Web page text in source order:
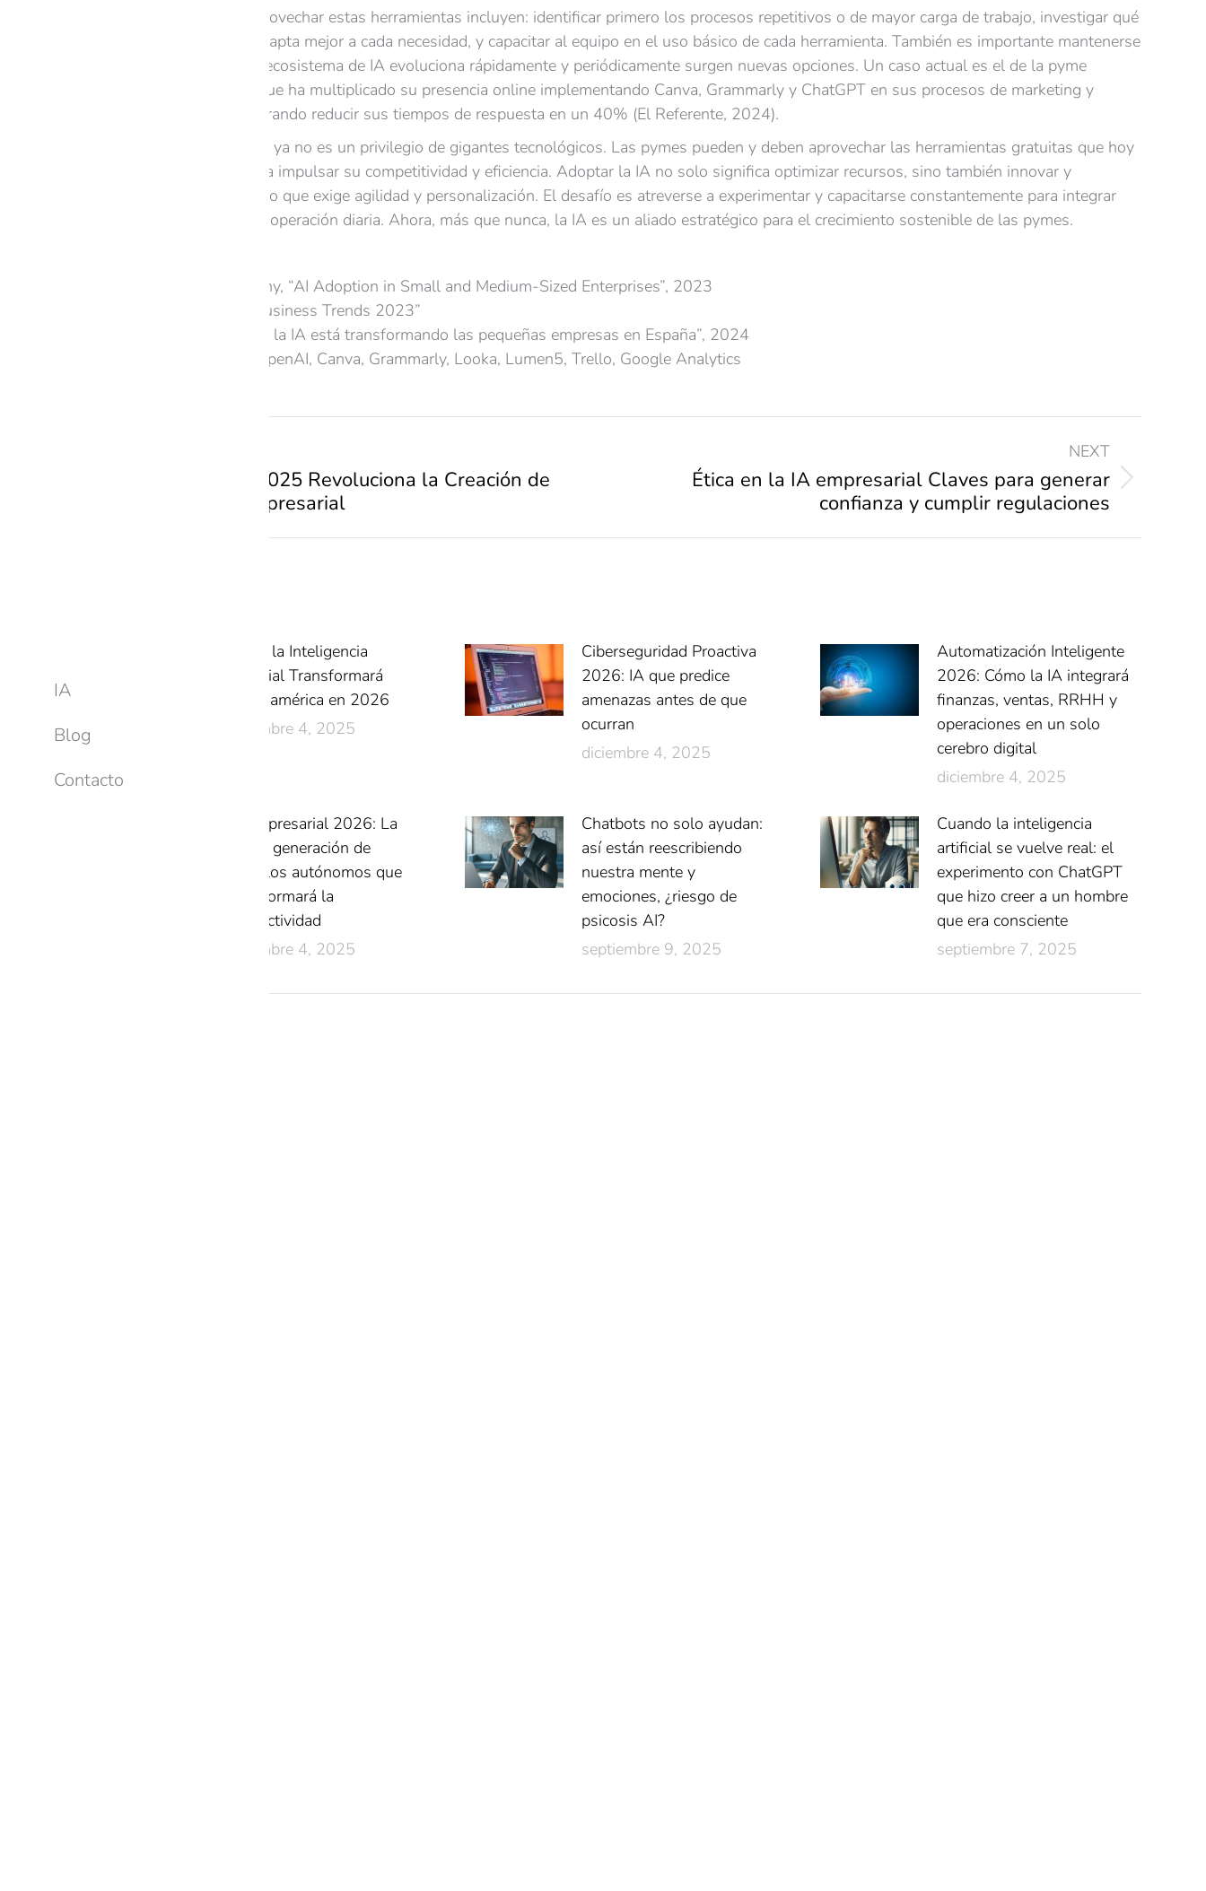
Tips prácticos para aprovechar estas herramientas incluyen: identificar primero los procesos repetitivos o de mayor carga de trabajo, investigar qué
solución gratuita se adapta mejor a cada necesidad, y capacitar al equipo en el uso básico de cada herramienta. También es importante mantenerse
actualizado, ya que el ecosistema de IA evoluciona rápidamente y periódicamente surgen nuevas opciones. Un caso actual es el de la pyme
española “EcoBites”, que ha multiplicado su presencia online implementando Canva, Grammarly y ChatGPT en sus procesos de marketing y
atención al cliente, logrando reducir sus tiempos de respuesta en un 40% (El Referente, 2024).
La inteligencia artificial ya no es un privilegio de gigantes tecnológicos. Las pymes pueden y deben aprovechar las herramientas gratuitas que hoy
están a su alcance para impulsar su competitividad y eficiencia. Adoptar la IA no solo significa optimizar recursos, sino también innovar y
adaptarse a un mercado que exige agilidad y personalización. El desafío es atreverse a experimentar y capacitarse constantemente para integrar
estas soluciones en la operación diaria. Ahora, más que nunca, la IA es un aliado estratégico para el crecimiento sostenible de las pymes.
McKinsey & Company, “AI Adoption in Small and Medium-Sized Enterprises”, 2023
Microsoft, “Small Business Trends 2023”
El Referente, “Cómo la IA está transformando las pequeñas empresas en España”, 2024
Sitios oficiales de OpenAI, Canva, Grammarly, Looka, Lumen5, Trello, Google Analytics
Jasper IA en 2025 Revoluciona la Creación de
Contenido Empresarial
NEXT
Ética en la IA empresarial Claves para generar
confianza y cumplir regulaciones
Cómo la Inteligencia
Artificial Transformará
Latinoamérica en 2026
diciembre 4, 2025
Ciberseguridad Proactiva
2026: IA que predice
amenazas antes de que
ocurran
diciembre 4, 2025
Automatización Inteligente
2026: Cómo la IA integrará
finanzas, ventas, RRHH y
operaciones en un solo
cerebro digital
diciembre 4, 2025
IA Empresarial 2026: La
nueva generación de
modelos autónomos que
transformará la
productividad
diciembre 4, 2025
Chatbots no solo ayudan:
así están reescribiendo
nuestra mente y
emociones, ¿riesgo de
psicosis AI?
septiembre 9, 2025
Cuando la inteligencia
artificial se vuelve real: el
experimento con ChatGPT
que hizo creer a un hombre
que era consciente
septiembre 7, 2025
IA
Blog
Contacto